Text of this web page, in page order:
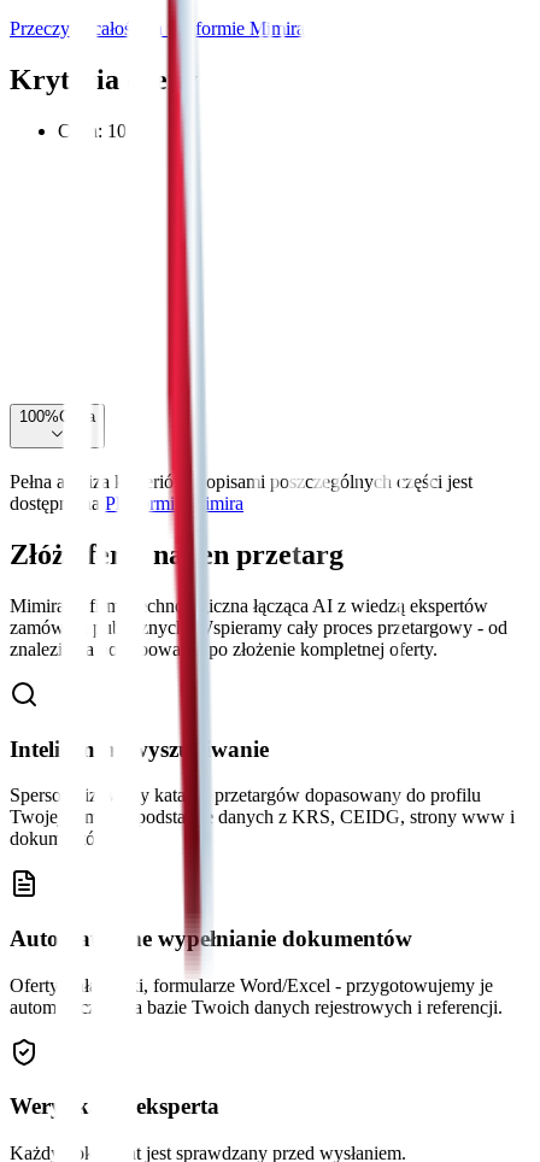
Przeczytaj całość na platformie Mimira
Kryteria oceny
Cena: 100
100%Cena
Pełna analiza kryteriów z opisami poszczególnych części jest
dostępna na Platformie Mimira
Złóż ofertę na ten przetarg
Mimira to firma technologiczna łącząca AI z wiedzą ekspertów
zamówień publicznych. Wspieramy cały proces przetargowy - od
znalezienia postępowania po złożenie kompletnej oferty.
Inteligentne wyszukiwanie
Spersonalizowany katalog przetargów dopasowany do profilu
Twojej firmy na podstawie danych z KRS, CEIDG, strony www i
dokumentów.
Automatyczne wypełnianie dokumentów
Oferty, załączniki, formularze Word/Excel - przygotowujemy je
automatycznie na bazie Twoich danych rejestrowych i referencji.
Weryfikacja eksperta
Każdy dokument jest sprawdzany przed wysłaniem.